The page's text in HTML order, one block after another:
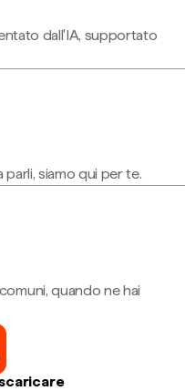
dall'IA, supportato
siamo qui per te.
quando ne hai